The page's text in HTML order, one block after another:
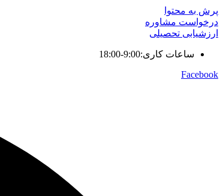
پرش به محتوا
درخواست مشاوره
ارزشیابی تحصیلی
ساعات کاری:9:00-18:00
Facebook